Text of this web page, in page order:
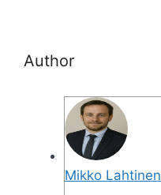
Author
Mikko Lahtinen